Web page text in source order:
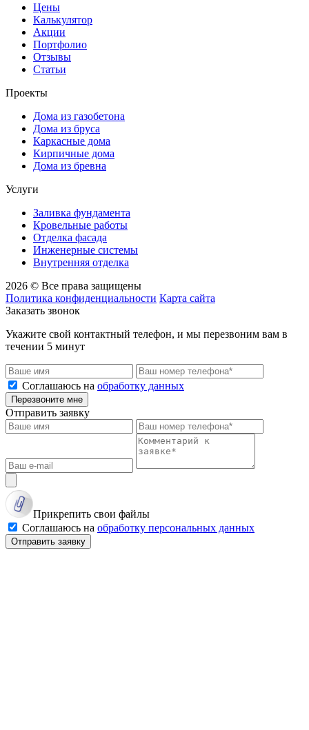
Цены
Калькулятор
Акции
Портфолио
Отзывы
Статьи
Проекты
Дома из газобетона
Дома из бруса
Каркасные дома
Кирпичные дома
Дома из бревна
Услуги
Заливка фундамента
Кровельные работы
Отделка фасада
Инженерные системы
Внутренняя отделка
2026 © Все права защищены
Политика конфиденциальности Карта сайта
Заказать звонок
Укажите свой контактный телефон, и мы перезвоним вам в
течении 5 минут
Соглашаюсь на обработку данных
Перезвоните мне
Отправить заявку
Прикрепить свои файлы
Соглашаюсь на обработку персональных данных
Отправить заявку